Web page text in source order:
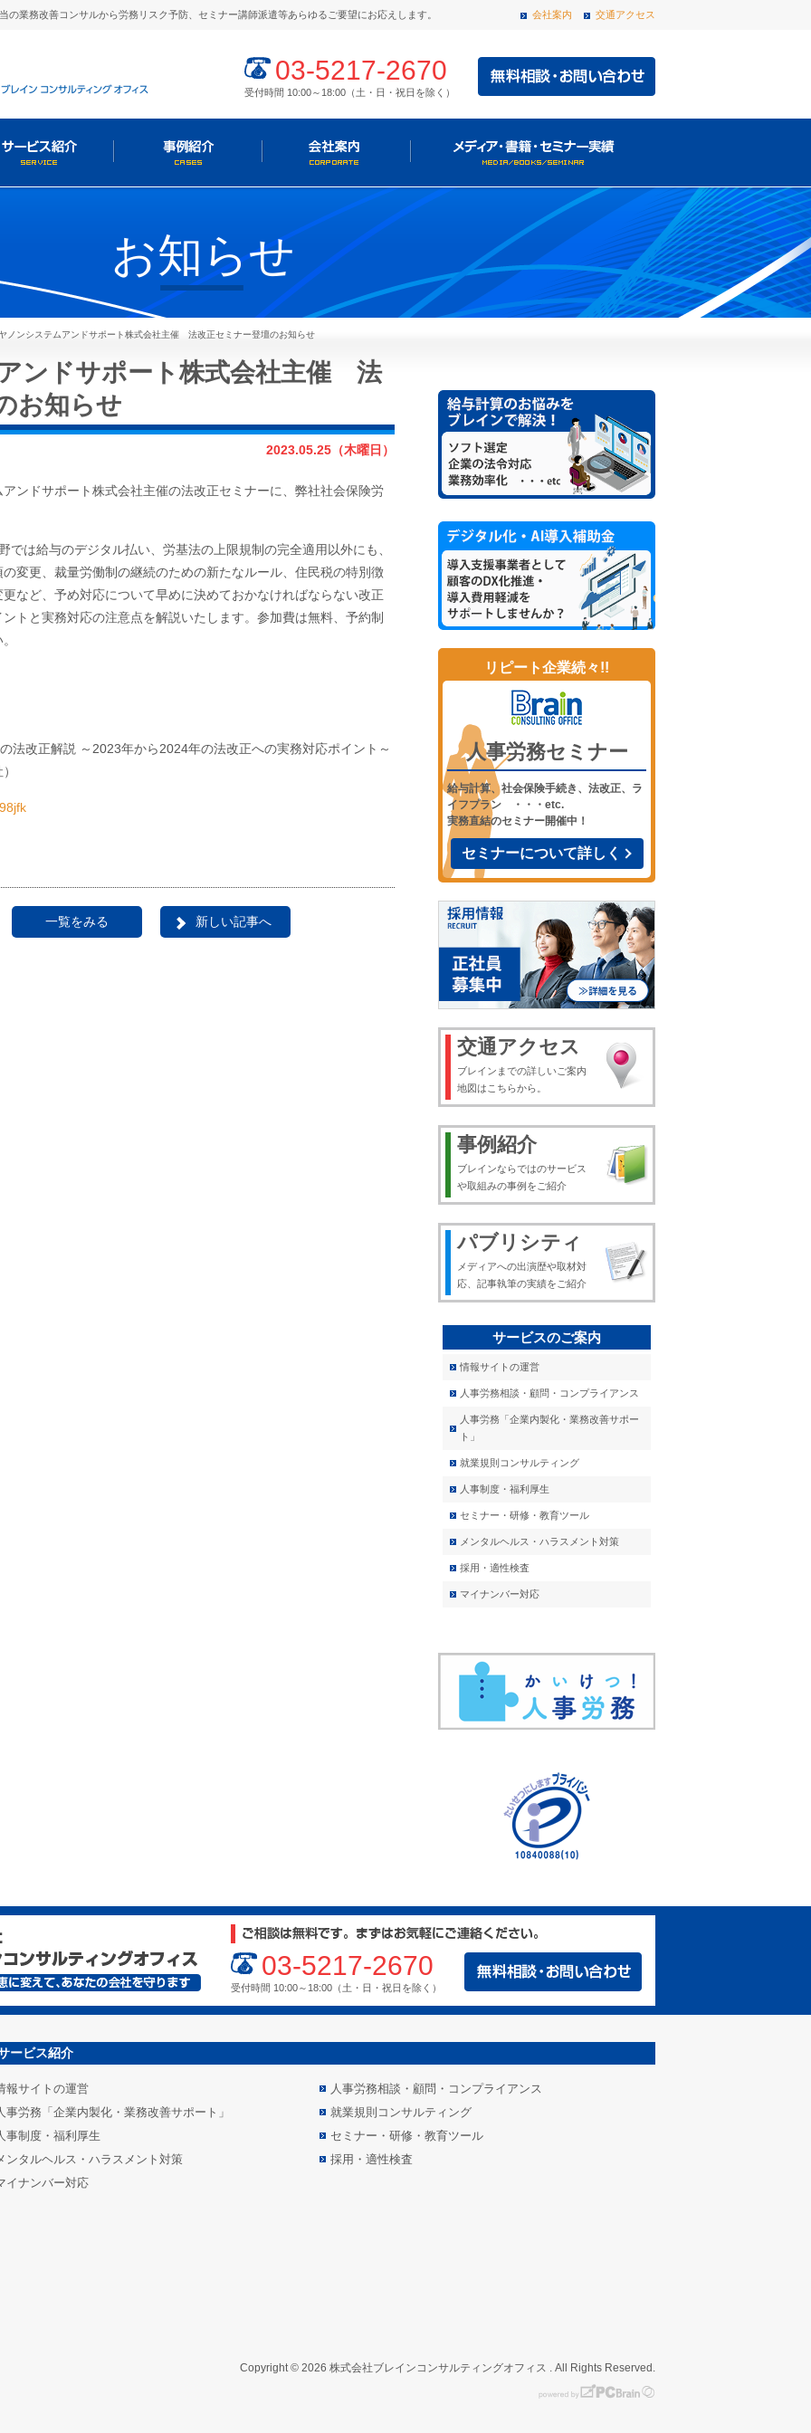
業務改善コンサルから労務リスク予防、セミナー講師派遣等あらゆるご要望にお応えします。 会社案内 交通アクセス
03-5217-2670
受付時間 10:00～18:00（土・日・祝日を除く）
お知らせ
ノンシステムアンドサポート株式会社主催 法改正セミナー登壇のお知らせ
ンドサポート株式会社主催 法
お知らせ
2023.05.25（木曜日）
ンドサポート株式会社主催の法改正セミナーに、弊社社会保険労
は給与のデジタル払い、労基法の上限規制の完全適用以外にも、
変更、裁量労働制の継続のための新たなルール、住民税の特別徴
など、予め対応について早めに決めておかなければならない改正
トと実務対応の注意点を解説いたします。参加費は無料、予約制
法改正解説 ～2023年から2024年の法改正への実務対応ポイント～
一覧をみる 新しい記事へ
リピート企業続々!!
人事労務セミナー
給与計算、社会保険手続き、法改正、ラ
イフプラン ・・・etc.
実務直結のセミナー開催中！
セミナーについて詳しく
交通アクセス
ブレインまでの詳しいご案内
地図はこちらから。
事例紹介
ブレインならではのサービス
や取組みの事例をご紹介
パブリシティ
メディアへの出演歴や取材対
応、記事執筆の実績をご紹介
サービスのご案内
情報サイトの運営
人事労務相談・顧問・コンプライアンス
人事労務「企業内製化・業務改善サポー
ト」
就業規則コンサルティング
人事制度・福利厚生
セミナー・研修・教育ツール
メンタルヘルス・ハラスメント対策
採用・適性検査
マイナンバー対応
03-5217-2670
受付時間 10:00～18:00（土・日・祝日を除く）
ービス紹介
報サイトの運営
人事労務相談・顧問・コンプライアンス
事労務「企業内製化・業務改善サポート」
就業規則コンサルティング
事制度・福利厚生
セミナー・研修・教育ツール
ンタルヘルス・ハラスメント対策
採用・適性検査
イナンバー対応
Copyright © 2026 株式会社ブレインコンサルティングオフィス . All Rights Reserved.